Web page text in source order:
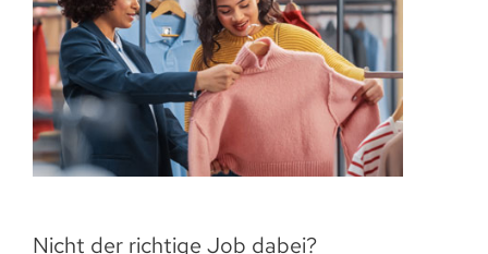
Nicht der richtige Job dabei?